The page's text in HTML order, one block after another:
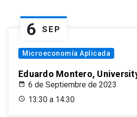
6 SEP
Microeconomía Aplicada
Eduardo Montero,
6 de Septiembre de 2023
13:30 a 14:30